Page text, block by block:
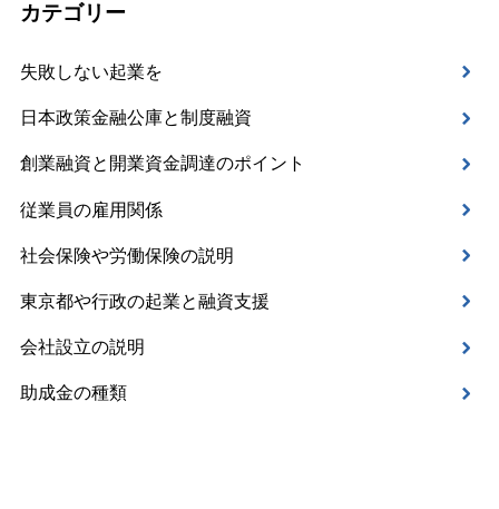
カテゴリー
失敗しない起業を
日本政策金融公庫と制度融資
創業融資と開業資金調達のポイント
従業員の雇用関係
社会保険や労働保険の説明
東京都や行政の起業と融資支援
会社設立の説明
助成金の種類